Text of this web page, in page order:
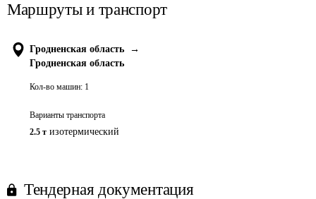
Маршруты и транспорт
Гродненская область
→
Гродненская область
Кол-во машин: 1
Варианты транспорта
2.5 т изотермический
Тендерная документация